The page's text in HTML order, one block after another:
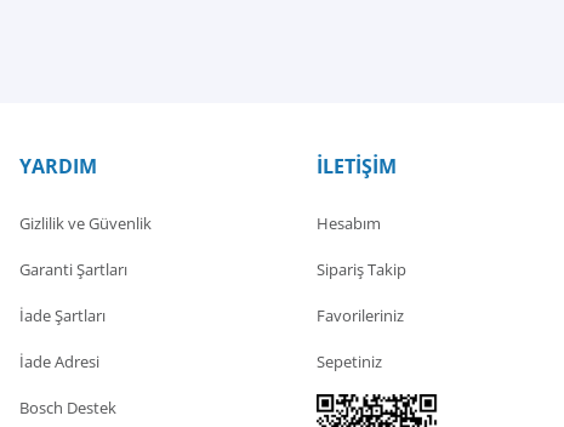
YARDIM
Gizlilik ve Güvenlik
Garanti Şartları
İade Şartları
İade Adresi
Bosch Destek
İLETİŞİM
Hesabım
Sipariş Takip
Favorileriniz
Sepetiniz